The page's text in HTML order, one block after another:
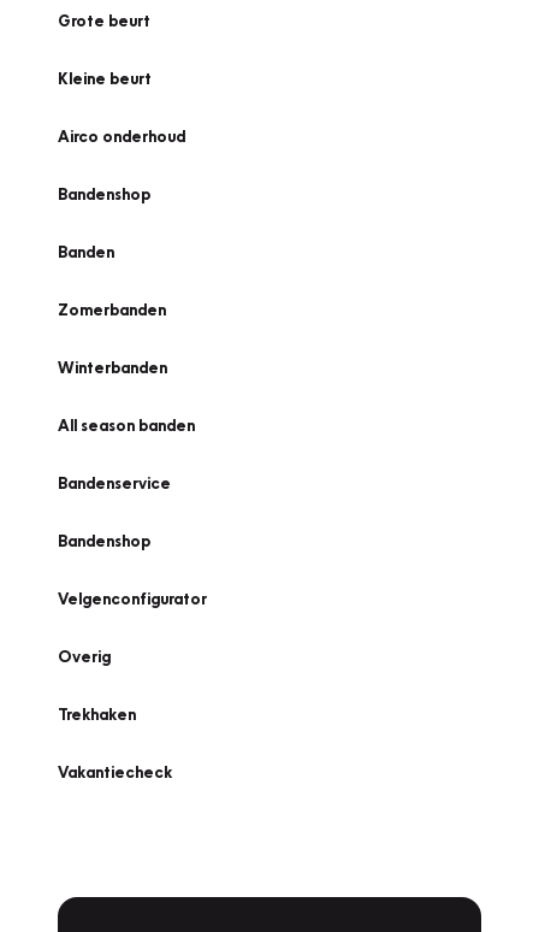
Grote beurt
Kleine beurt
Airco onderhoud
Bandenshop
Banden
Zomerbanden
Winterbanden
All season banden
Bandenservice
Bandenshop
Velgenconfigurator
Overig
Trekhaken
Vakantiecheck